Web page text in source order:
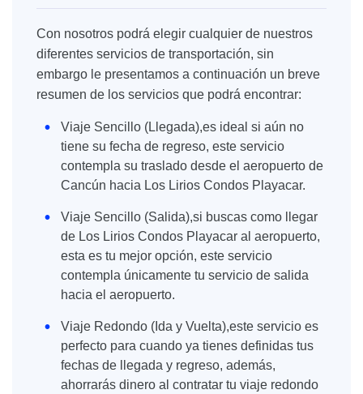
Con nosotros podrá elegir cualquier de nuestros
diferentes servicios de transportación, sin
embargo le presentamos a continuación un breve
resumen de los servicios que podrá encontrar:
Viaje Sencillo (Llegada),es ideal si aún no
tiene su fecha de regreso, este servicio
contempla su traslado desde el aeropuerto de
Cancún hacia Los Lirios Condos Playacar.
Viaje Sencillo (Salida),si buscas como llegar
de Los Lirios Condos Playacar al aeropuerto,
esta es tu mejor opción, este servicio
contempla únicamente tu servicio de salida
hacia el aeropuerto.
Viaje Redondo (Ida y Vuelta),este servicio es
perfecto para cuando ya tienes definidas tus
fechas de llegada y regreso, además,
ahorrarás dinero al contratar tu viaje redondo